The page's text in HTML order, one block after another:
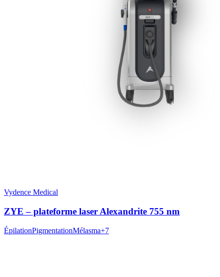
Vydence Medical
ZYE – plateforme laser Alexandrite 755 nm
ÉpilationPigmentationMélasma+7